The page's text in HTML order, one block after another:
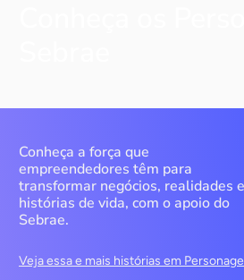
Conheça a força que
empreendedores têm para
transformar negócios, realidades e
histórias de vida, com o apoio do
Sebrae.
Veja essa e mais histórias em